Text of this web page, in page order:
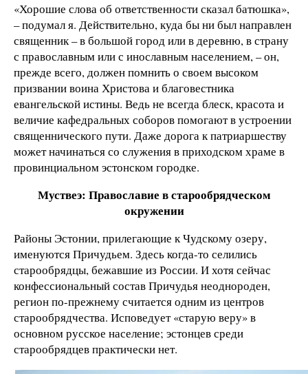
«Хорошие слова об ответственности сказал батюшка»,
– подумал я. Действительно, куда бы ни был направлен
священник – в большой город или в деревню, в страну
с православным или с инославным населением, – он,
прежде всего, должен помнить о своем высоком
призвании воина Христова и благовестника
евангельской истины. Ведь не всегда блеск, красота и
величие кафедральных соборов помогают в устроении
священнического пути. Даже дорога к патриаршеству
может начинаться со служения в приходском храме в
провинциальном эстонском городке.
Муствеэ: Православие в старообрядческом
окружении
Районы Эстонии, прилегающие к Чудскому озеру,
именуются Причудьем. Здесь когда-то селились
старообрядцы, бежавшие из России. И хотя сейчас
конфессиональный состав Причудья неоднороден,
регион по-прежнему считается одним из центров
старообрядчества. Исповедует «старую веру» в
основном русское население; эстонцев среди
старообрядцев практически нет.